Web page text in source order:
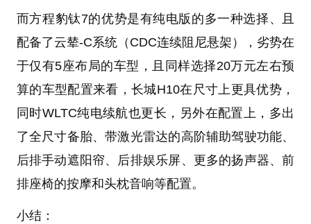
而方程豹钛7的优势是有纯电版的多一种选择、且
配备了云辇-C系统（CDC连续阻尼悬架），劣势在
于仅有5座布局的车型，且同样选择20万元左右预
算的车型配置来看，长城H10在尺寸上更具优势，
同时WLTC纯电续航也更长，另外在配置上，多出
了全尺寸备胎、带激光雷达的高阶辅助驾驶功能、
后排手动遮阳帘、后排娱乐屏、更多的扬声器、前
排座椅的按摩和头枕音响等配置。
小结：